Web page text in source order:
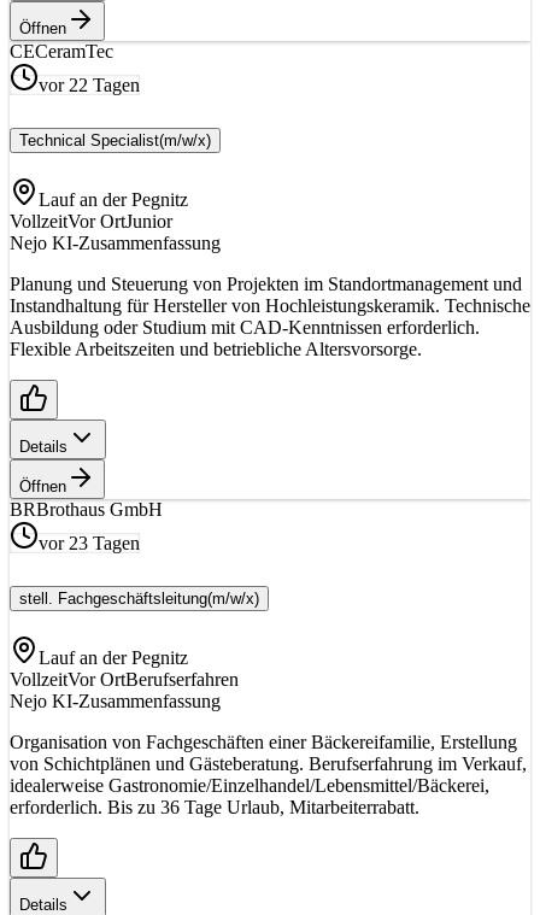
Öffnen
CECeramTec
vor 22 Tagen
Technical Specialist(m/w/x)
Lauf an der Pegnitz
VollzeitVor OrtJunior
Nejo KI-Zusammenfassung
Planung und Steuerung von Projekten im Standortmanagement und
Instandhaltung für Hersteller von Hochleistungskeramik. Technische
Ausbildung oder Studium mit CAD-Kenntnissen erforderlich.
Flexible Arbeitszeiten und betriebliche Altersvorsorge.
Details
Öffnen
BRBrothaus GmbH
vor 23 Tagen
stell. Fachgeschäftsleitung(m/w/x)
Lauf an der Pegnitz
VollzeitVor OrtBerufserfahren
Nejo KI-Zusammenfassung
Organisation von Fachgeschäften einer Bäckereifamilie, Erstellung
von Schichtplänen und Gästeberatung. Berufserfahrung im Verkauf,
idealerweise Gastronomie/Einzelhandel/Lebensmittel/Bäckerei,
erforderlich. Bis zu 36 Tage Urlaub, Mitarbeiterrabatt.
Details